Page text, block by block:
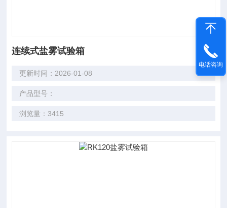
连续式盐雾试验箱
更新时间：2026-01-08
产品型号：
浏览量：3415
电话咨询